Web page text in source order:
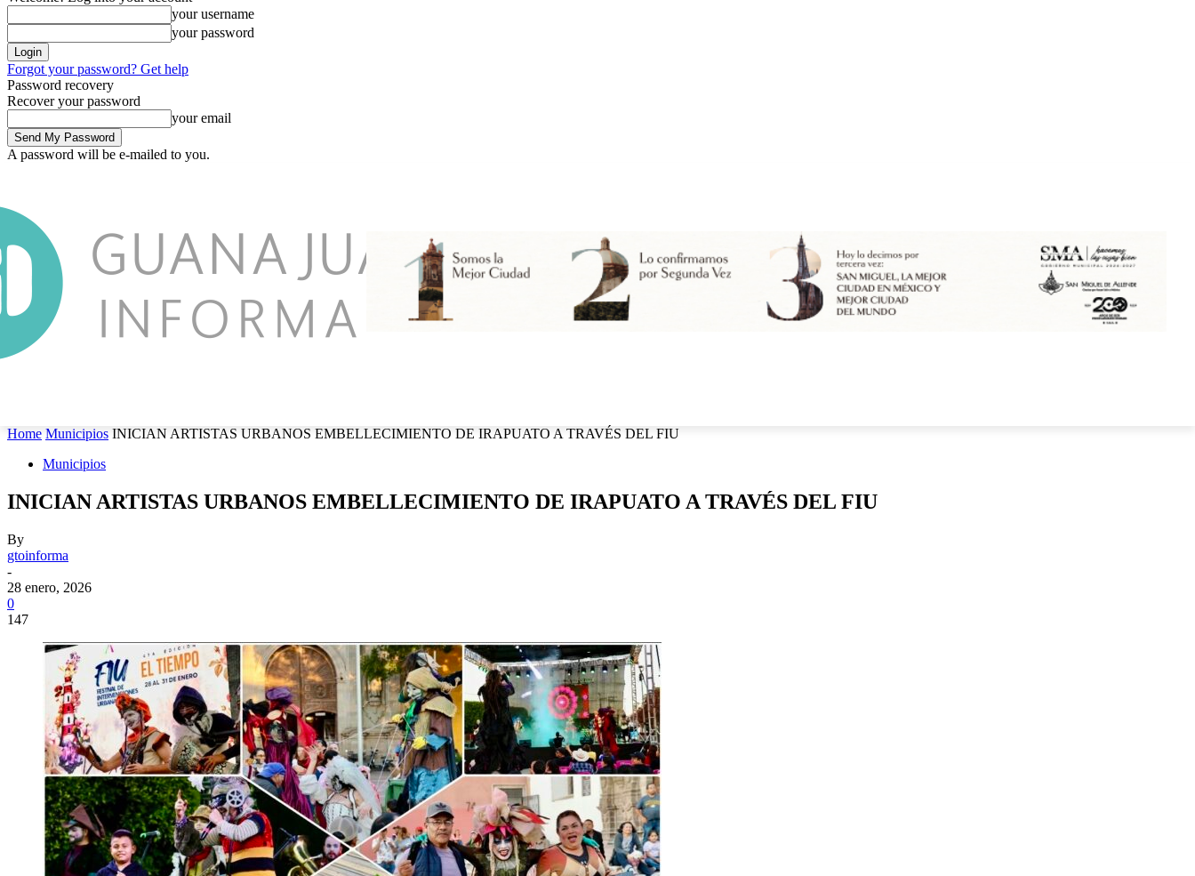
your username
your password
Forgot your password? Get help
Password recovery
Recover your password
your email
A password will be e-mailed to you.
Home Municipios INICIAN ARTISTAS URBANOS EMBELLECIMIENTO DE IRAPUATO A TRAVÉS DEL FIU
Municipios
INICIAN ARTISTAS URBANOS EMBELLECIMIENTO DE IRAPUATO A TRAVÉS DEL FIU
By
gtoinforma
-
28 enero, 2026
0
147